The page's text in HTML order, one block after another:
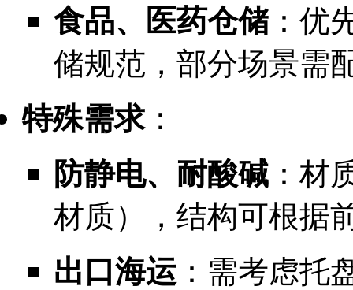
食品、医药仓储 ：优
储规范，部分场景需
特殊需求：
防静电、耐酸碱 ：材
材质），结构可根据
出口海运 ：需考虑托